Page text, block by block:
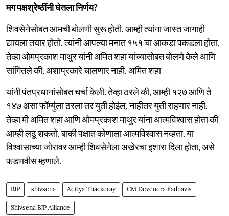
मग पक्षश्रेष्ठींनी घेतला निर्णय?
शिवसेनेसोबत आमची बोलणी सुरू होती. आम्ही त्यांना जास्त जागाही
द्यायला तयार होतो. त्यांनी आपल्या मनात १५१ चा आकडा पकडला होता.
तेव्हा ओमप्रकाश माथुर यांनी अमित शहा यांच्यासोबत बोलणे केले आणि
सांगितले की, अशाप्रकारे चालणार नाही. अमित शहा
यांनी पंतप्रधानांसोबत चर्चा केली. तेव्हा ठरले की, आम्ही १२७ आणि ते
१४७ असा फॉर्म्युला ठरला तर युती होईल, नाहीतर युती राहणार नाही.
तेव्हा मी अमित शहा आणि ओमप्रकाश माथुर यांना आत्मविश्वास होता की
आम्ही लढू शकतो. बाकी पक्षात कोणाला आत्मविश्वास नव्हता. या
विश्वासाच्या जोरावर आम्ही शिवसेनेला अखेरचा इशारा दिला होता, असे
फडणवीस म्हणाले.
BJP shivsena Aditya Thackeray CM Devendra Fadnavis
Shivsena BJP Alliance